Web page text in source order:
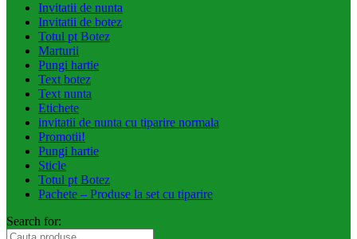
Invitatii de nunta
Invitatii de botez
Totul pt Botez
Marturii
Pungi hartie
Text botez
Text nunta
Etichete
invitatii de nunta cu tiparire normala
Promotii!
Pungi hartie
Sticle
Totul pt Botez
Pachete – Produse la set cu tiparire
Search for: